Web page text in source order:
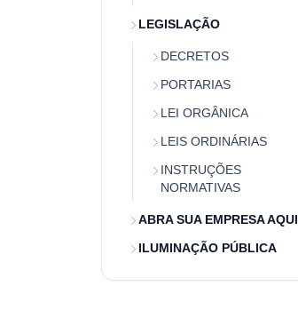
LEGISLAÇÃO
DECRETOS
PORTARIAS
LEI ORGÂNICA
LEIS ORDINÁRIAS
INSTRUÇÕES
NORMATIVAS
ABRA SUA EMPRESA AQUI
ILUMINAÇÃO PÚBLICA